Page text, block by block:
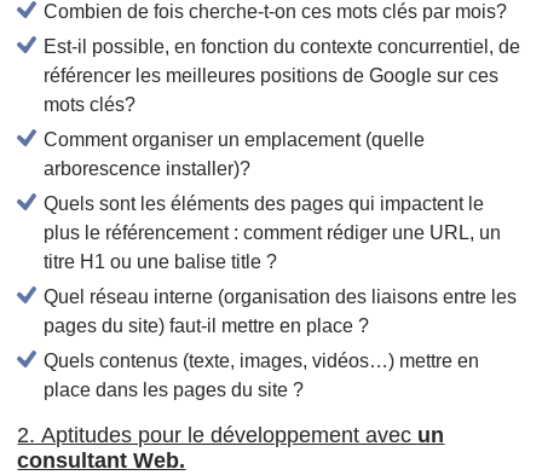
Combien de fois cherche-t-on ces mots clés par mois?
Est-il possible, en fonction du contexte concurrentiel, de
référencer les meilleures positions de Google sur ces
mots clés?
Comment organiser un emplacement (quelle
arborescence installer)?
Quels sont les éléments des pages qui impactent le
plus le référencement : comment rédiger une URL, un
titre H1 ou une balise title ?
Quel réseau interne (organisation des liaisons entre les
pages du site) faut-il mettre en place ?
Quels contenus (texte, images, vidéos…) mettre en
place dans les pages du site ?
2. Aptitudes pour le développement avec un
consultant Web.